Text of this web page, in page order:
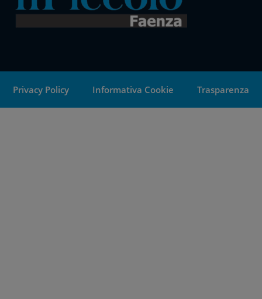
Privacy Policy Informativa Cookie Trasparenza